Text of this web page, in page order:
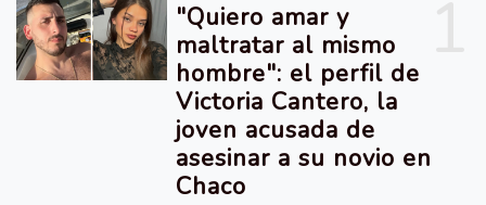
"Quiero amar y
maltratar al mismo
hombre": el perfil de
Victoria Cantero, la
joven acusada de
asesinar a su novio en
Chaco